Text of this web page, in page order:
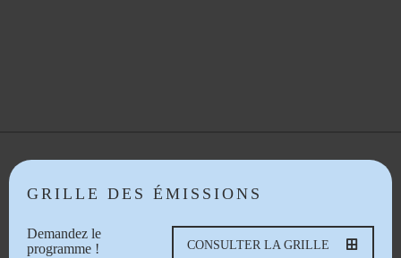
GRILLE DES ÉMISSIONS
Demandez le
programme !
CONSULTER LA GRILLE